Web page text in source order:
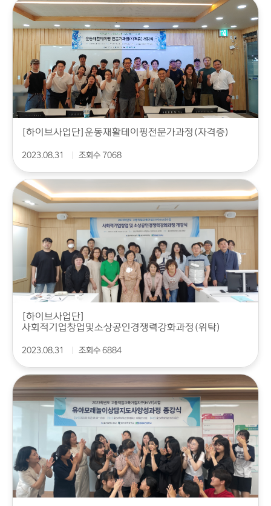
[하이브사업단]운동재활테이핑전문가과정(자격증)
2023.08.31 조회수 7068
[하이브사업단]
사회적기업창업및소상공인경쟁력강화과정(위탁)
2023.08.31 조회수 6884